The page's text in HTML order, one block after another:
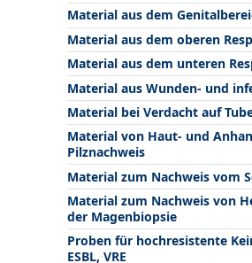
Material aus dem
Material aus dem oberen
Material aus dem unteren
Material aus Wunden- und
Material bei Verdacht auf
Material von Haut- und
Pilznachweis
Material zum Nachweis vom
Material zum Nachweis von
der Magenbiopsie
Proben für hochresistente
ESBL, VRE